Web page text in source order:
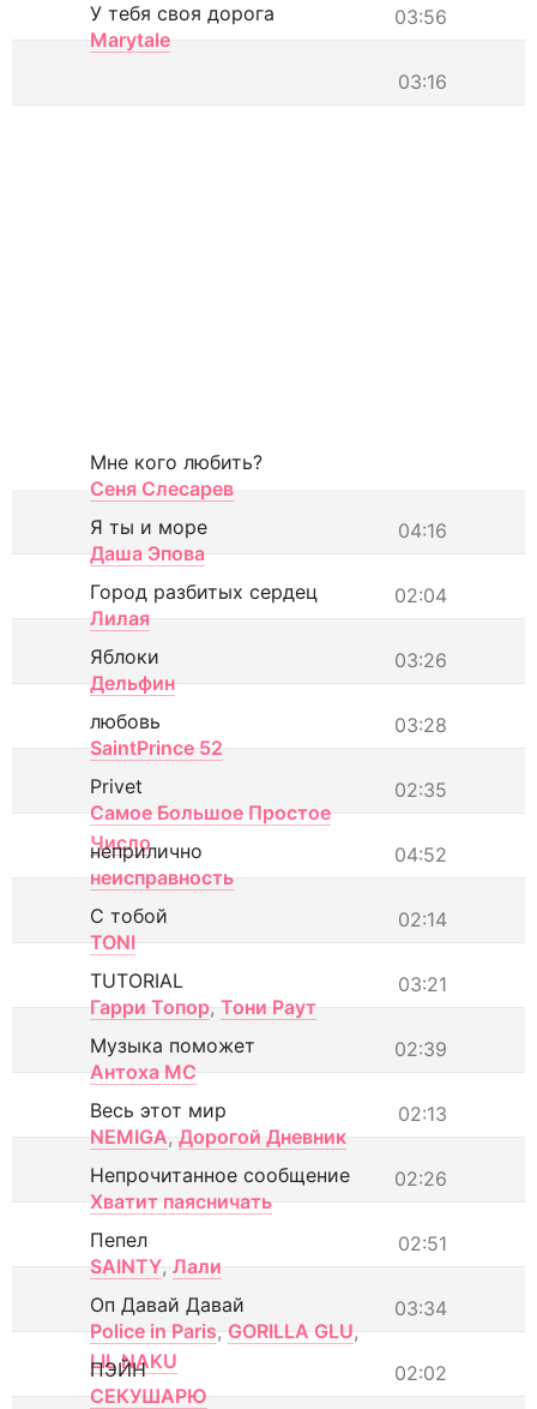
03:56
У тебя своя дорога
Marytale
03:16
Мне кого любить?
Сеня Слесарев
04:16
Я ты и море
Даша Эпова
02:04
Город разбитых сердец
Лилая
03:26
Яблоки
Дельфин
03:28
любовь
SaintPrince 52
02:35
Privet
Самое Большое Простое
Число
04:52
неприлично
неисправность
02:14
С тобой
TONI
03:21
TUTORIAL
Гарри Топор, Тони Раут
02:39
Музыка поможет
Антоха МС
02:13
Весь этот мир
NEMIGA, Дорогой Дневник
02:26
Непрочитанное сообщение
Хватит паясничать
02:51
Пепел
SAINTY, Лали
03:34
Оп Давай Давай
Police in Paris, GORILLA GLU,
LIL NAKU
02:02
ПЭЙН
СЕКУШАРЮ